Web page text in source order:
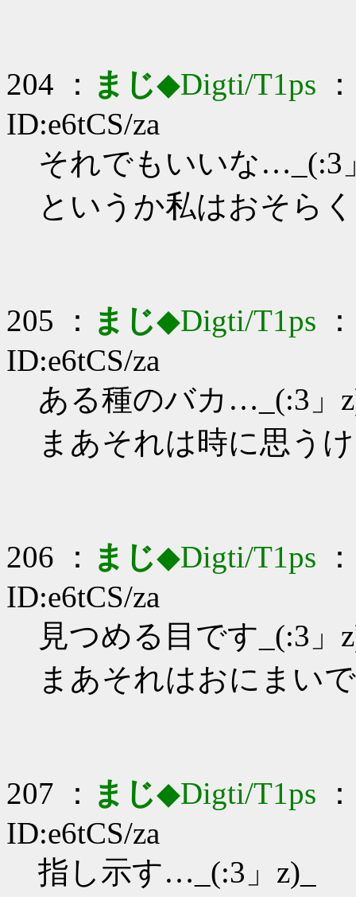
204 ： まじ◆Digti/T1ps
ID:e6tCS/za
それでもいいな…_(:3
というか私はおそら
205 ： まじ◆Digti/T1ps
ID:e6tCS/za
ある種のバカ…_(:3」
まあそれは時に思う
206 ： まじ◆Digti/T1ps
ID:e6tCS/za
見つめる目です_(:3」
まあそれはおにまい
207 ： まじ◆Digti/T1ps
ID:e6tCS/za
指し示す…_(:3」z)_